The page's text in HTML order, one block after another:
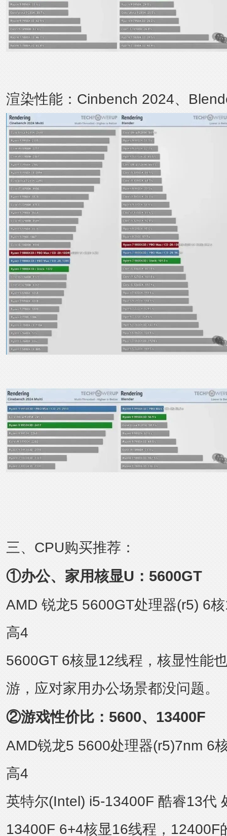
渲染性能： Cinbench 2024、
三、CPU购买推荐：
①办公、家用核显U：5600GT
AMD 锐龙5 5600GT处理器(r5) 6
高4
5600GT 6核显12线程，核显性能
游，应对家用办公场景都没问题。
②游戏性价比：5600、13400F
AMD锐龙5 5600处理器(r5)7nm 6
高4
英特尔(Intel) i5-13400F 酷睿13代
13400F 6+4核显16线程，12400F